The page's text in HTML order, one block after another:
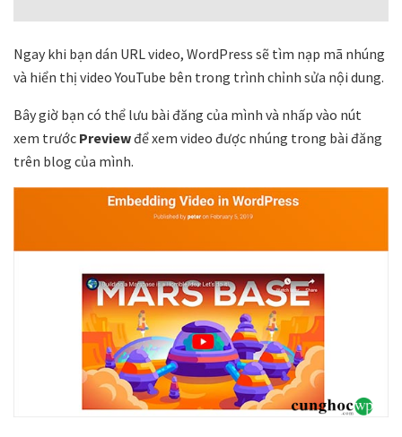
Ngay khi bạn dán URL video, WordPress sẽ tìm nạp mã nhúng
và hiển thị video YouTube bên trong trình chỉnh sửa nội dung.
Bây giờ bạn có thể lưu bài đăng của mình và nhấp vào nút
xem trước Previewđể xem video được nhúng trong bài đăng
trên blog của mình.